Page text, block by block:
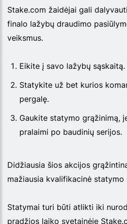
Stake.com žaidėjai gali
finalo lažybų draudimo
veiksmus.
Eikite į savo lažybų sąskaitą.
Statykite už bet kurios
pergalę.
Gaukite statymo grąžinimą,
pralaimi po baudinių serijos.
Didžiausia šios akcijos
mažiausia kvalifikacinė statymo
Statymai turi būti atlikti iki
pradžios laiko svetainėje